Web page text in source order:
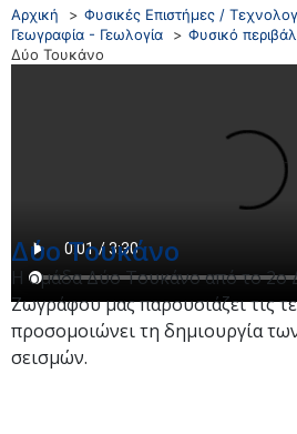
Αρχική
Φυσικές Επιστήμες /
Γεωγραφία - Γεωλογία
Φυσικό
Δύο Τουκάνο
Δύο Τουκάνο
Η ομάδα Δύο Τουκάνο από το 2ο
Ζωγράφου μας παρουσιάζει τις
προσομοιώνει τη δημιουργία
σεισμών.